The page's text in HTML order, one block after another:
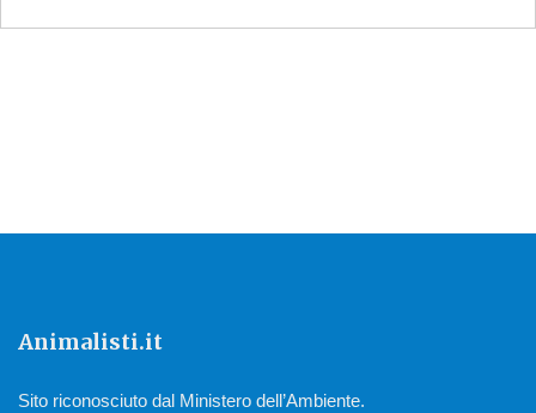
Animalisti.it
Sito riconosciuto dal Ministero dell’Ambiente.